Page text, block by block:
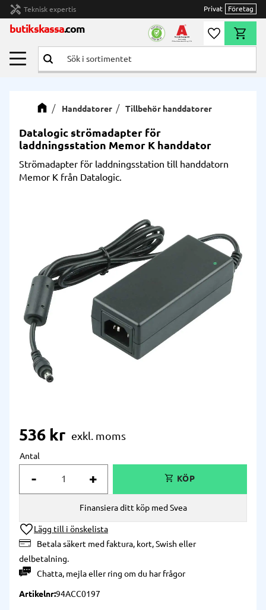
Meny
handyman Teknisk expertis Privat Företag
butikskassa.com Önskelista
Handdatorer Tillbehör handdatorer
Datalogic strömadapter för
laddningsstation Memor K handdator
Strömadapter för laddningsstation till handdatorn
Memor K från Datalogic.
536 kr
Antal
+
-
Lägg till i önskelista
Betala säkert med faktura, kort, Swish eller
delbetalning.
Chatta, mejlaellerring om du har frågor
Finansiera ditt köp med Svea
Artikelnr94ACC0197